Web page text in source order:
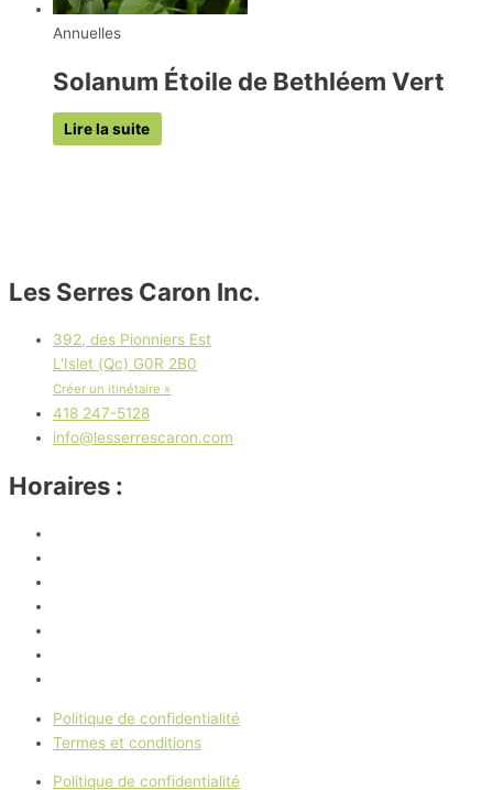
Annuelles
Solanum Étoile de Bethléem Vert
Lire la suite
Les Serres Caron Inc.
392, des Pionniers Est
L'Islet (Qc) G0R 2B0
Créer un itinétaire »
418 247-5128
info@lesserrescaron.com
Horaires :
Politique de confidentialité
Termes et conditions
Politique de confidentialité